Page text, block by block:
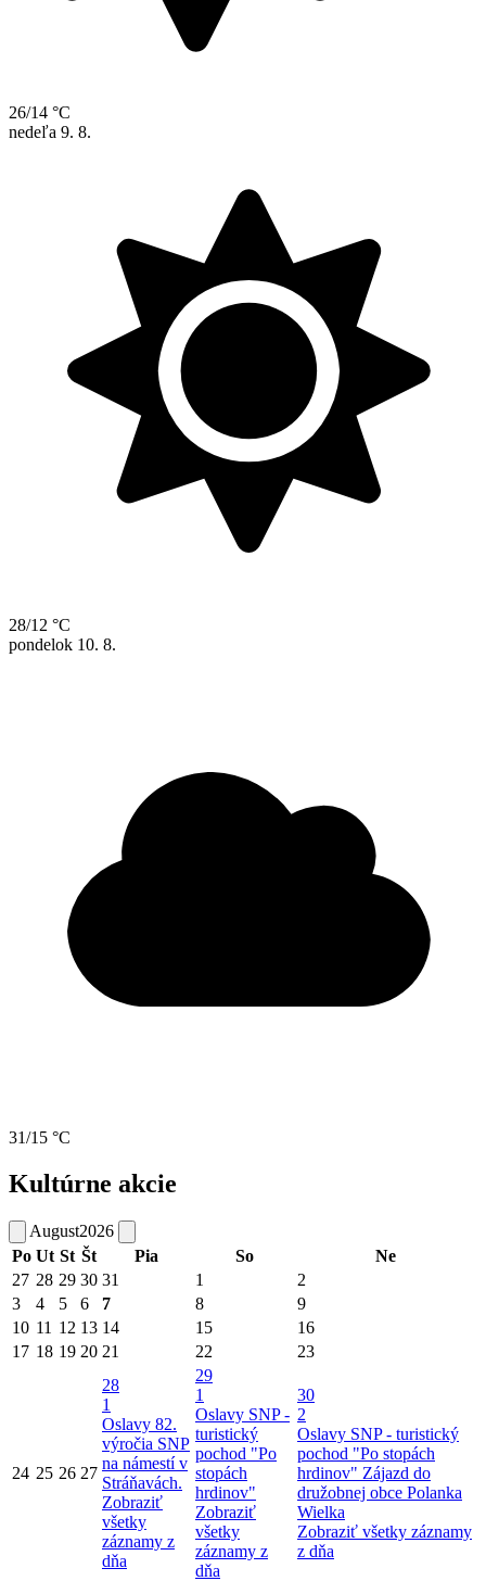
26/14 °C
nedeľa 9. 8.
28/12 °C
pondelok 10. 8.
31/15 °C
Kultúrne akcie
August2026
Po Ut St Št Pia So
Ne
27 28 29 30 31 1
2
3
4 5 6 7 8
9
10 11 12 13 14 15
16
17 18 19 20 21 22 23
24 25 26 27
28
1
Oslavy 82.
výročia SNP
na námestí v
Stráňavách.
Zobraziť
všetky
záznamy z
dňa
29
1
Oslavy SNP -
turistický
pochod "Po
stopách
hrdinov"
Zobraziť
všetky
záznamy z
dňa
30
2
Oslavy SNP - turistický
pochod "Po stopách
hrdinov" Zájazd do
družobnej obce Polanka
Wielka
Zobraziť všetky záznamy
z dňa